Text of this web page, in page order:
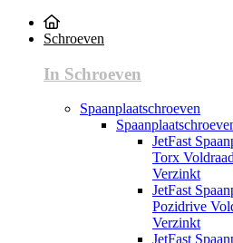
Schroeven
In Schroeven
Spaanplaatschroeven
JetFast
Torx
Verzinkt
JetFast
Pozidrive
Verzinkt
JetFast